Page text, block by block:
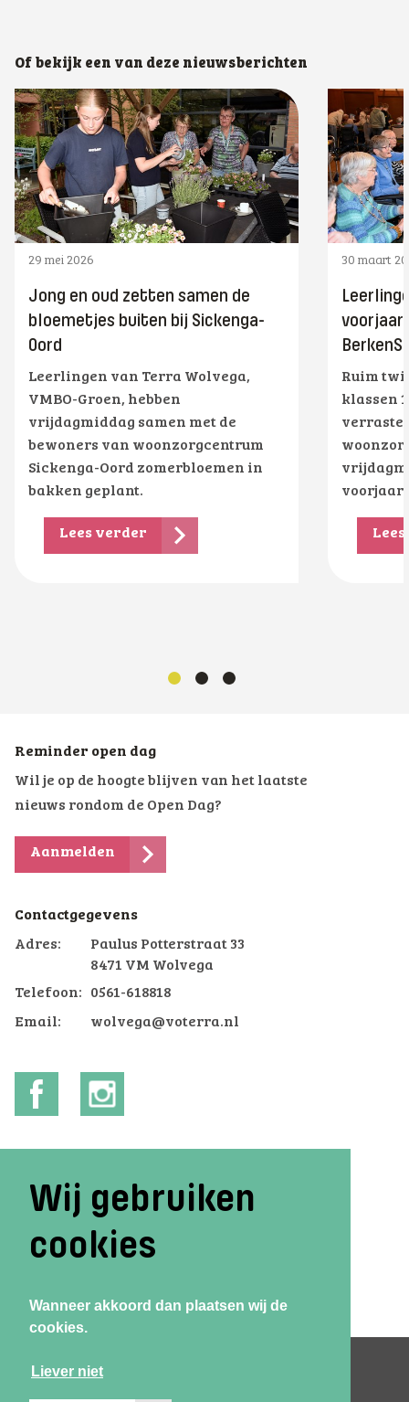
Wij gebruiken
cookies
Wanneer akkoord dan plaatsen wij de
cookies.
Liever niet
Of bekijk een van deze nieuwsberichten
29 mei 2026
Jong en oud zetten samen de
bloemetjes buiten bij Sickenga-
Oord
Leerlingen van Terra Wolvega,
VMBO-Groen, hebben
vrijdagmiddag samen met de
bewoners van woonzorgcentrum
Sickenga-Oord zomerbloemen in
bakken geplant.
Lees verder
30 maart
Ruim
klassen
Reminder open dag
Wil je op de hoogte blijven van het laatste
nieuws rondom de Open Dag?
Aanmelden
Contactgegevens
Adres:
Paulus Potterstraat 33
8471 VM Wolvega
Telefoon:
0561-618818
Email:
wolvega@voterra.nl
Terra VO
2026